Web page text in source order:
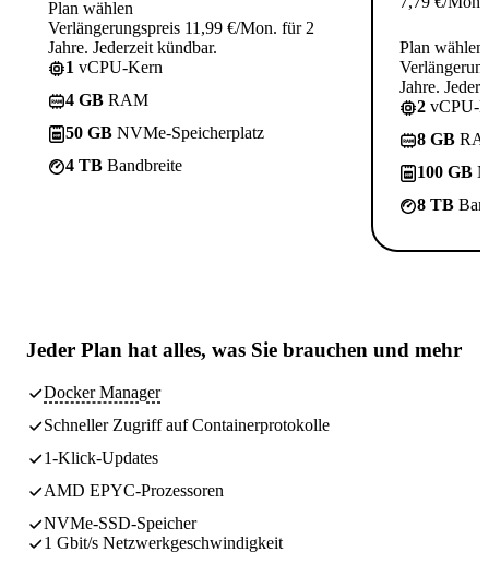
Plan wählen
Verlängerungspreis 11,99 €/Mon. für 2
Jahre. Jederzeit kündbar.
1 vCPU-Kern
4 GB RAM
50 GB NVMe-Speicherplatz
4 TB Bandbreite
Plan wählen
Jahre.
2 vCPU-
8 GB
100 GB
8 TB
Jeder Plan hat alles, was Sie brauchen und mehr
Docker Manager
Schneller Zugriff auf Containerprotokolle
1-Klick-Updates
AMD EPYC-Prozessoren
NVMe-SSD-Speicher
1 Gbit/s Netzwerkgeschwindigkeit